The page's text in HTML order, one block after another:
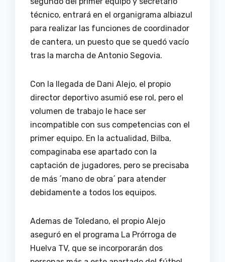
técnico, entrará en el organigrama albiazul
para realizar las funciones de coordinador
de cantera, un puesto que se quedó vacío
tras la marcha de Antonio Segovia.
Con la llegada de Dani Alejo, el propio
director deportivo asumió ese rol, pero el
volumen de trabajo le hace ser
incompatible con sus competencias con el
primer equipo. En la actualidad, Bilba,
compaginaba ese apartado con la
captación de jugadores, pero se precisaba
de más ´mano de obra´ para atender
debidamente a todos los equipos.
Ademas de Toledano, el propio Alejo
aseguró en el programa La Prórroga de
Huelva TV, que se incorporarán dos